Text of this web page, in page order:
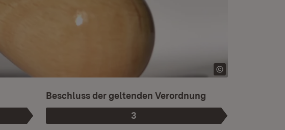
Phase
3
:
Ist die aktuelle Phase.
Beschluss der geltenden Verordnung